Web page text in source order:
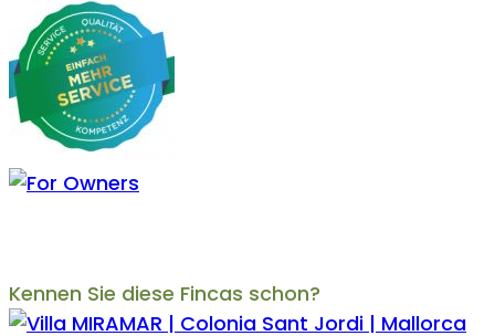
Kennen Sie diese Fincas schon?